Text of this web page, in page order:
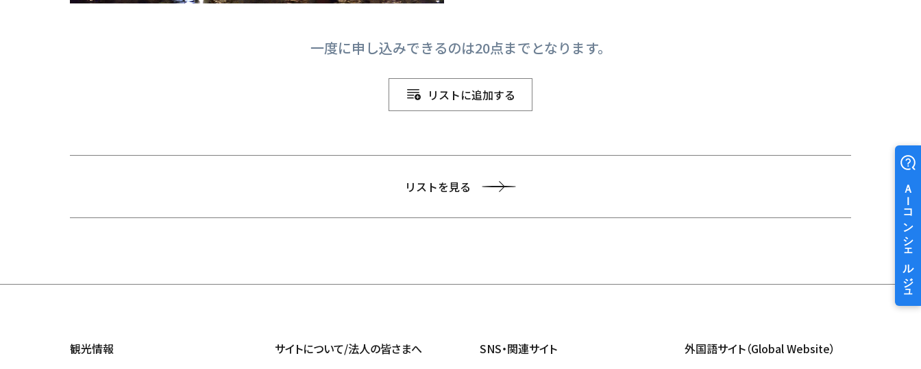
一度に申し込みできるのは20点までとなります。
リストに追加する
リストを見る
観光情報 サイトについて/法人の皆さまへ SNS・関連サイト 外国語サイト（Global Website）